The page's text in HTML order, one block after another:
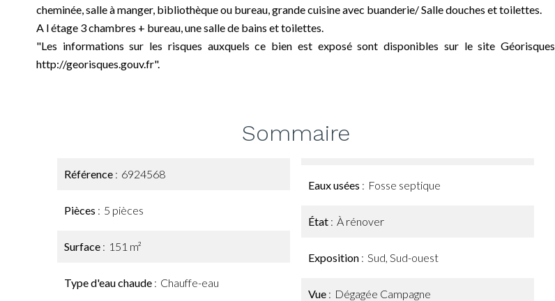
cheminée, salle à manger, bibliothèque ou bureau, grande cuisine avec buanderie/ Salle douches et toilettes.
A l étage 3 chambres + bureau, une salle de bains et toilettes.
"Les informations sur les risques auxquels ce bien est exposé sont disponibles sur le site Géorisques
http://georisques.gouv.fr".
Sommaire
Référence 6924568
Pièces 5 pièces
Surface 151 m²
Type d'eau chaude Chauffe-eau
Eaux usées Fosse septique
État À rénover
Exposition Sud, Sud-ouest
Vue Dégagée Campagne